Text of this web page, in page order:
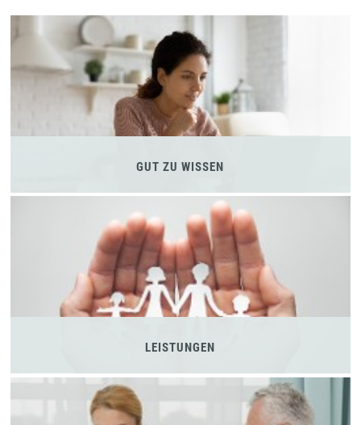
GUT ZU WISSEN
LEISTUNGEN